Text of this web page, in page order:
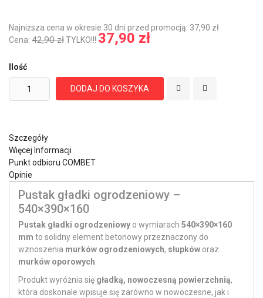
Najniższa cena w okresie 30 dni przed promocją: 37,90 zł
Cena: 42,90 złTYLKO!!! 37,90 zł
Ilość
DODAJ DO KOSZYKA
Szczegóły
Więcej Informacji
Punkt odbioru COMBET
Opinie
Pustak gładki ogrodzeniowy –
540×390×160
Pustak gładki ogrodzeniowy o wymiarach 540×390×160
mm to solidny element betonowy przeznaczony do
wznoszenia murków ogrodzeniowych, słupków oraz
murków oporowych
Produkt wyróżnia się gładką, nowoczesną powierzchnią,
która doskonale wpisuje się zarówno w nowoczesne, jak i